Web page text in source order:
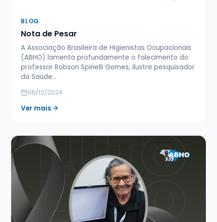
BLOG
Nota de Pesar
A Associação Brasileira de Higienistas Ocupacionais
(ABHO) lamenta profundamente o falecimento do
professor Robson Spinelli Gomes, ilustre pesquisador
da Saúde…
06/12/2024
Ver mais